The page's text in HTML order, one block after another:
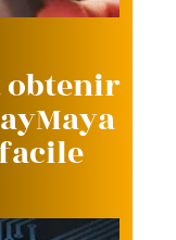
obtenir